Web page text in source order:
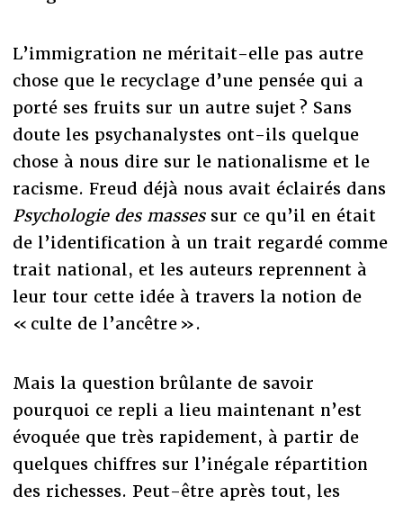
L’immigration ne méritait-elle pas autre
chose que le recyclage d’une pensée qui a
porté ses fruits sur un autre sujet ? Sans
doute les psychanalystes ont-ils quelque
chose à nous dire sur le nationalisme et le
racisme. Freud déjà nous avait éclairés dans
Psychologie des masses sur ce qu’il en était
de l’identification à un trait regardé comme
trait national, et les auteurs reprennent à
leur tour cette idée à travers la notion de
« culte de l’ancêtre ».
Mais la question brûlante de savoir
pourquoi ce repli a lieu maintenant n’est
évoquée que très rapidement, à partir de
quelques chiffres sur l’inégale répartition
des richesses. Peut-être après tout, les